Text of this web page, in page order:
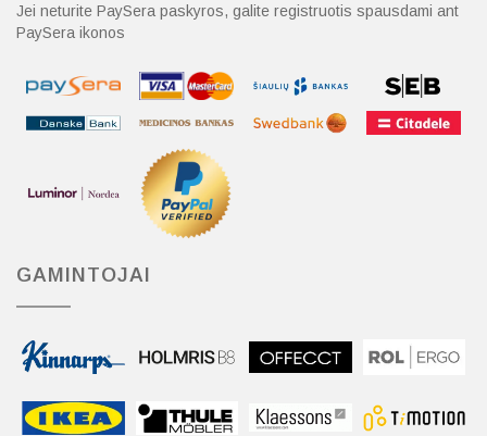
Jei neturite PaySera paskyros, galite registruotis spausdami ant
PaySera ikonos
GAMINTOJAI